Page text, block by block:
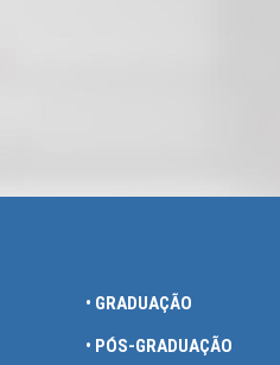
• GRADUAÇÃO
• PÓS-GRADUAÇÃO